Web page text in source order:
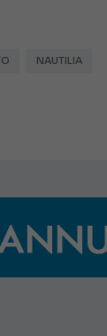
NAUTILIA